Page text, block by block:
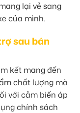
lại vẻ sang
của mình.
sau bán
kết mang đến
chất lượng mà
với cảm biến áp
chính sách